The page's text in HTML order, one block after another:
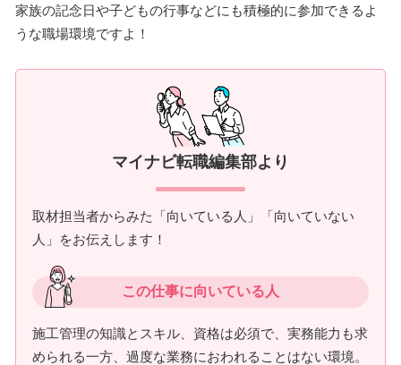
家族の記念日や子どもの行事などにも積極的に参加できるよ
うな職場環境ですよ！
マイナビ転職編集部より
取材担当者からみた「向いている人」「向いていない
人」をお伝えします！
この仕事に向いている人
施工管理の知識とスキル、資格は必須で、実務能力も求
められる一方、過度な業務におわれることはない環境。